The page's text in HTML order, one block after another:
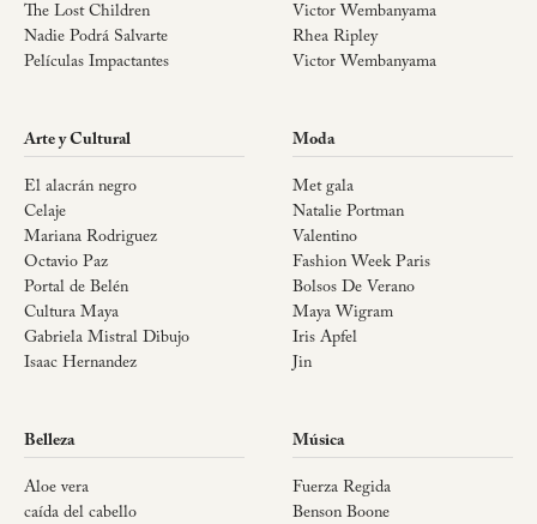
The Lost Children
Nadie Podrá Salvarte
Películas Impactantes
Victor Wembanyama
Rhea Ripley
Victor Wembanyama
Arte y Cultural
El alacrán negro
Celaje
Mariana Rodriguez
Octavio Paz
Portal de Belén
Cultura Maya
Gabriela Mistral Dibujo
Isaac Hernandez
Moda
Met gala
Natalie Portman
Valentino
Fashion Week Paris
Bolsos De Verano
Maya Wigram
Iris Apfel
Jin
Belleza
Aloe vera
caída del cabello
Música
Fuerza Regida
Benson Boone